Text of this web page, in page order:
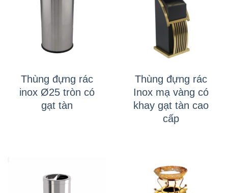
Thùng đựng rác
inox Ø25 tròn có
gạt tàn
Thùng đựng rác
Inox mạ vàng có
khay gạt tàn cao
cấp